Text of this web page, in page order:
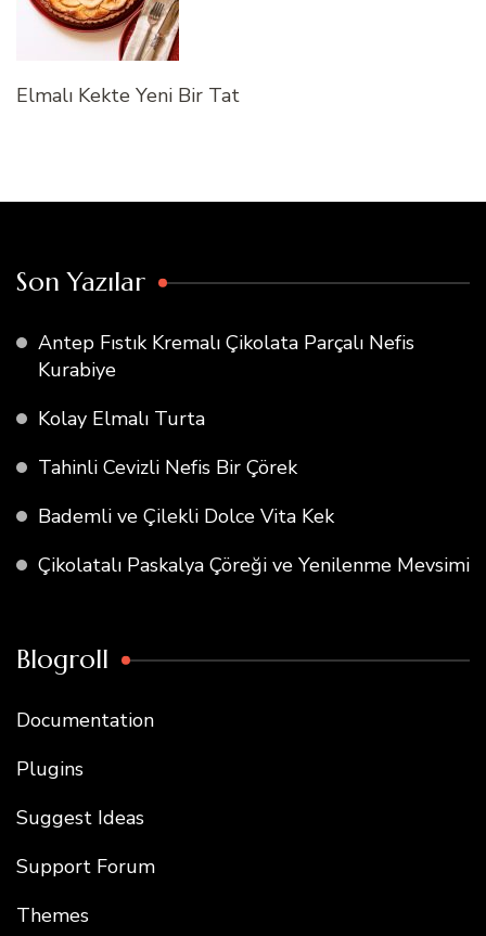
Elmalı Kekte Yeni Bir Tat
Son Yazılar
Antep Fıstık Kremalı Çikolata Parçalı Nefis
Kurabiye
Kolay Elmalı Turta
Tahinli Cevizli Nefis Bir Çörek
Bademli ve Çilekli Dolce Vita Kek
Çikolatalı Paskalya Çöreği ve Yenilenme Mevsimi
Blogroll
Documentation
Plugins
Suggest Ideas
Support Forum
Themes